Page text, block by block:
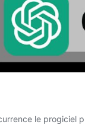
le progiciel